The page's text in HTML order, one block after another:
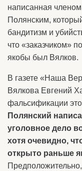
написанная
Полянским,
бандитизм и
что «заказчиком»
якобы был Вялков.
В газете «Наша
Вялкова Евгений
фальсификации
Полянский
уголовное дело
хотя очевидно,
открыто раньше